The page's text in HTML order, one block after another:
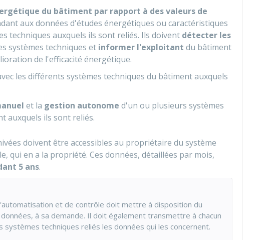
du bâtiment par rapport à des valeurs de
aux données d'études énergétiques ou caractéristiques
techniques auxquels ils sont reliés. Ils doivent détecter les
systèmes techniques et informer l'exploitant du bâtiment
de l'efficacité énergétique.
les différents systèmes techniques du bâtiment auxquels
et la gestion autonome d'un ou plusieurs systèmes
auxquels ils sont reliés.
doivent être accessibles au propriétaire du système
qui en a la propriété. Ces données, détaillées par mois,
5 ans.
et de contrôle doit mettre à disposition du
à sa demande. Il doit également transmettre à chacun
techniques reliés les données qui les concernent.